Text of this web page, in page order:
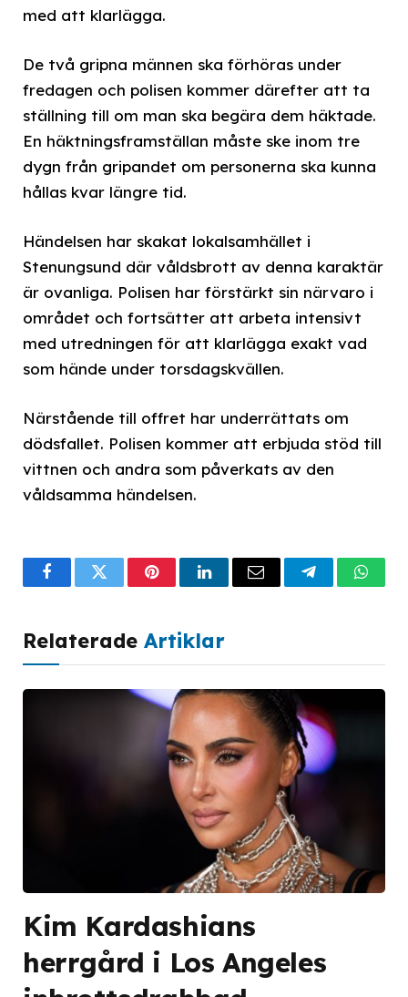
med att klarlägga.
De två gripna männen ska förhöras under
fredagen och polisen kommer därefter att ta
ställning till om man ska begära dem häktade.
En häktningsframställan måste ske inom tre
dygn från gripandet om personerna ska kunna
hållas kvar längre tid.
Händelsen har skakat lokalsamhället i
Stenungsund där våldsbrott av denna karaktär
är ovanliga. Polisen har förstärkt sin närvaro i
området och fortsätter att arbeta intensivt
med utredningen för att klarlägga exakt vad
som hände under torsdagskvällen.
Närstående till offret har underrättats om
dödsfallet. Polisen kommer att erbjuda stöd till
vittnen och andra som påverkats av den
våldsamma händelsen.
FacebookTwitterPinterestLinkedInEmail Telegram
Relaterade Artiklar
Kim Kardashians
herrgård i Los Angeles